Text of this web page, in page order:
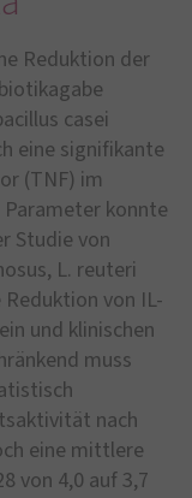
Reduktion der
casei
eine signifikante
(TNF) im
Parameter konnte
Studie von
L. reuteri
von IL-
und klinischen
muss
nach
eine mittlere
von 4,0 auf 3,7